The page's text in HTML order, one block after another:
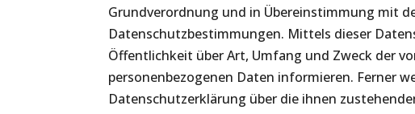
Grundverordnung und in Übereinstimmung mit
Datenschutzbestimmungen. Mittels dieser
Öffentlichkeit über Art, Umfang und Zweck der
personenbezogenen Daten informieren. Ferner
Datenschutzerklärung über die ihnen